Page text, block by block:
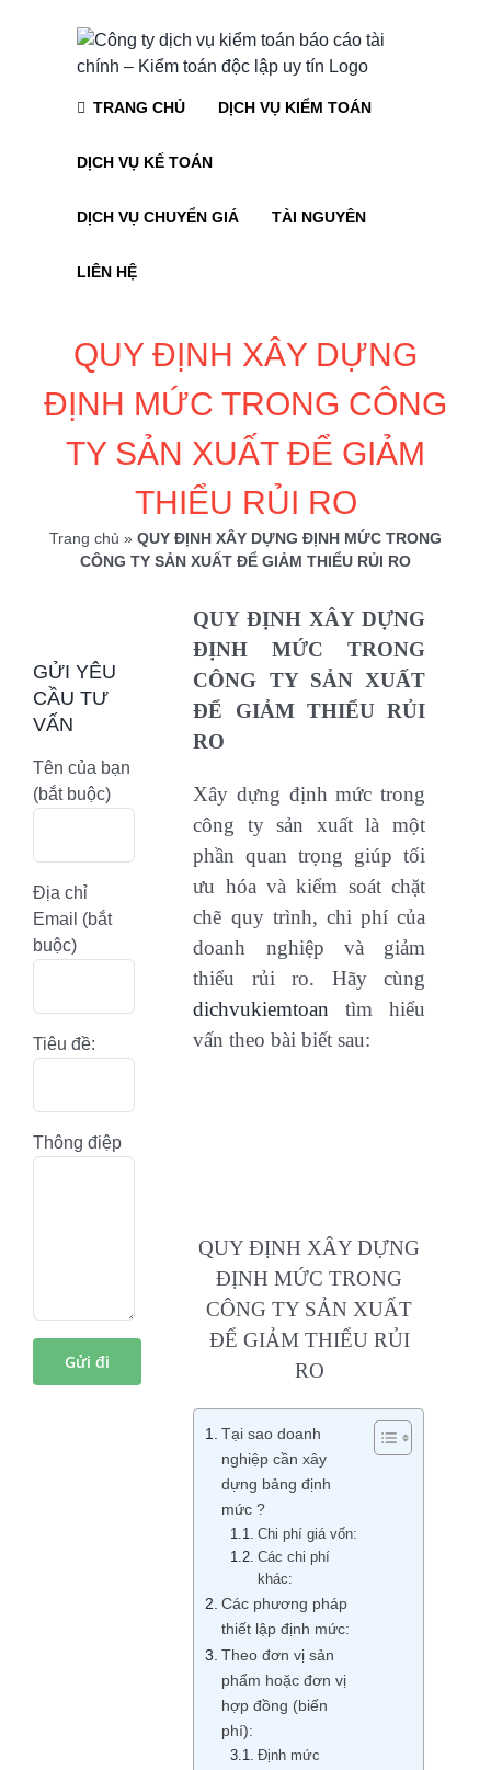
TRANG CHỦ DỊCH VỤ KIỂM TOÁN
DỊCH VỤ KẾ TOÁN
DỊCH VỤ CHUYỂN GIÁ TÀI NGUYÊN
LIÊN HỆ
QUY ĐỊNH XÂY DỰNG
ĐỊNH MỨC TRONG CÔNG
TY SẢN XUẤT ĐỂ GIẢM
THIỂU RỦI RO
Trang chủ » QUY ĐỊNH XÂY DỰNG ĐỊNH MỨC TRONG
CÔNG TY SẢN XUẤT ĐỂ GIẢM THIỂU RỦI RO
QUY ĐỊNH XÂY DỰNG
ĐỊNH MỨC TRONG
CÔNG TY SẢN XUẤT
ĐỂ GIẢM THIỂU RỦI
RO
Xây dựng định mức trong
công ty sản xuất là một
phần quan trọng giúp tối
ưu hóa và kiểm soát chặt
chẽ quy trình, chi phí của
doanh nghiệp và giảm
thiểu rủi ro. Hãy cùng
dichvukiemtoan tìm hiểu
vấn theo bài biết sau:
QUY ĐỊNH XÂY DỰNG
ĐỊNH MỨC TRONG
CÔNG TY SẢN XUẤT
ĐỂ GIẢM THIỂU RỦI
RO
Tại sao doanh
nghiệp cần xây
dựng bảng định
mức ?
Chi phí giá vốn:
Các chi phí
khác:
Các phương pháp
thiết lập định mức:
Theo đơn vị sản
phẩm hoặc đơn vị
hợp đồng (biến
phí):
Định mức
GỬI YÊU
CẦU TƯ
VẤN
Tên của bạn
(bắt buộc)
Địa chỉ
Email (bắt
buộc)
Tiêu đề:
Thông điệp